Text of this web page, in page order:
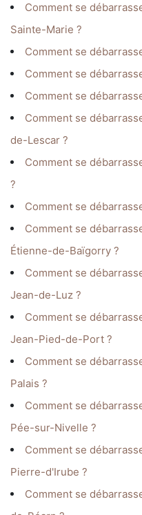
Comment se
Sainte-Marie ?
Comment se
Comment se
Comment se
Comment se
de-Lescar ?
Comment se
?
Comment se
Comment se
Étienne-de-Baïgorry ?
Comment se
Jean-de-Luz ?
Comment se
Jean-Pied-de-Port ?
Comment se
Palais ?
Comment se
Pée-sur-Nivelle ?
Comment se
Pierre-d'Irube ?
Comment se